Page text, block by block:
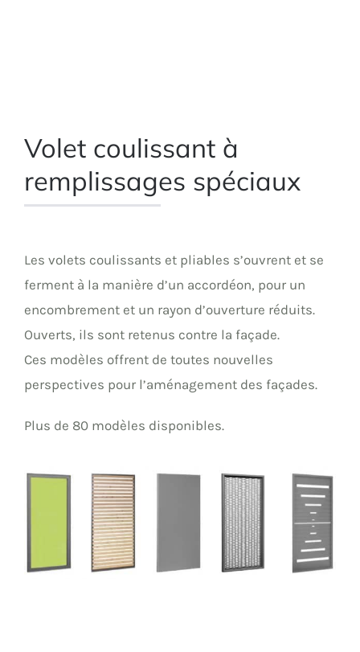
Volet coulissant à
remplissages spéciaux
Les volets coulissants et pliables s’ouvrent et se
ferment à la manière d’un accordéon, pour un
encombrement et un rayon d’ouverture réduits.
Ouverts, ils sont retenus contre la façade.
Ces modèles offrent de toutes nouvelles
perspectives pour l’aménagement des façades.
Plus de 80 modèles disponibles.